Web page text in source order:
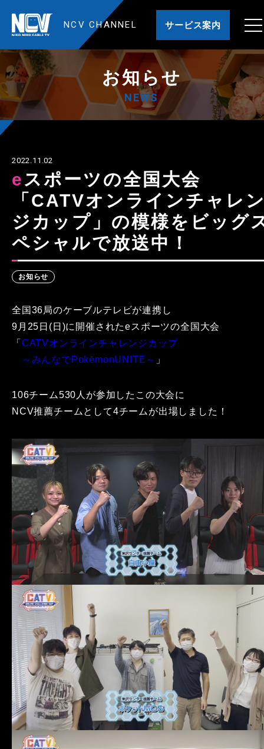
NCV CHANNEL サービス案内
お知らせ
NEWS
2022.11.02
eスポーツの全国大会
「CATVオンラインチャレ
ジカップ」の模様をビッグ
ペシャルで放送中！
お知らせ
全国36局のケーブルテレビが連携し
9月25日(日)に開催されたeスポーツの全国大会
「 CATVオンラインチャレンジカップ
～みんなでPokēmonUNITE～ 」
106チーム530人が参加したこの大会に
NCV推薦チームとして4チームが出場しました！